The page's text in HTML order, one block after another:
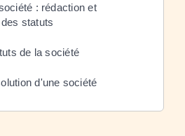
: rédaction et
statuts
de la société
d'une société